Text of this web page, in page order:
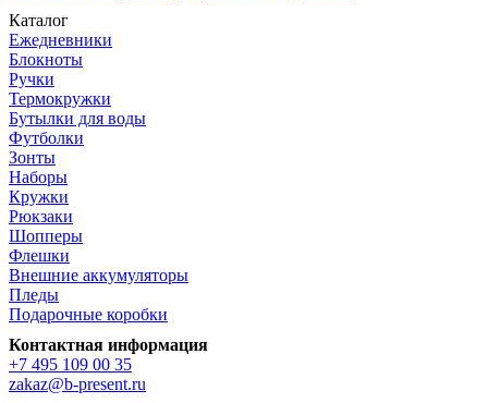
Каталог
Ежедневники
Блокноты
Ручки
Термокружки
Бутылки для воды
Футболки
Зонты
Наборы
Кружки
Рюкзаки
Шопперы
Флешки
Внешние аккумуляторы
Пледы
Подарочные коробки
Контактная информация
+7 495 109 00 35
zakaz@b-present.ru